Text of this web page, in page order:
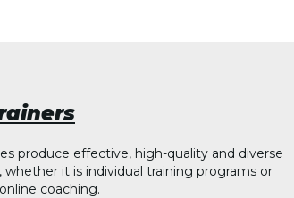
produce effective, high-quality and diverse
it is individual training programs or
coaching.